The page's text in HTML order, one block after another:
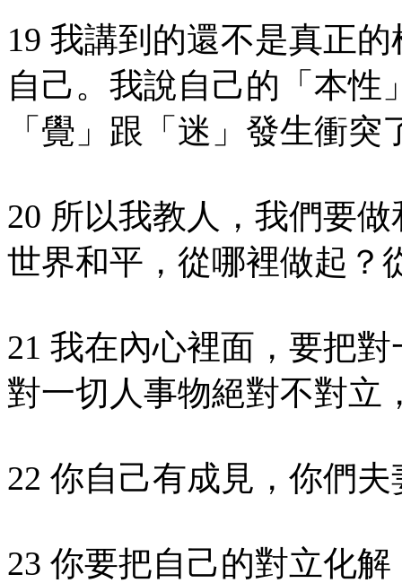
19 我講到的還不是真正
自己。我說自己的「本性
「覺」跟「迷」發生衝
20 所以我教人，我們要
世界和平，從哪裡做起？
21 我在內心裡面，要把
對一切人事物絕對不對立
22 你自己有成見，你們
23 你要把自己的對立化